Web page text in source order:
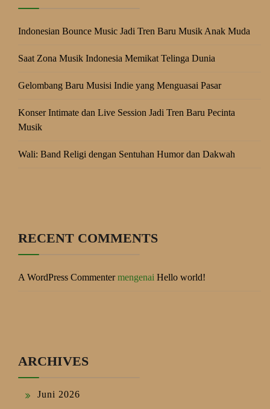
Indonesian Bounce Music Jadi Tren Baru Musik Anak Muda
Saat Zona Musik Indonesia Memikat Telinga Dunia
Gelombang Baru Musisi Indie yang Menguasai Pasar
Konser Intimate dan Live Session Jadi Tren Baru Pecinta
Musik
Wali: Band Religi dengan Sentuhan Humor dan Dakwah
RECENT COMMENTS
A WordPress Commentermengenai Hello world!
ARCHIVES
Juni 2026